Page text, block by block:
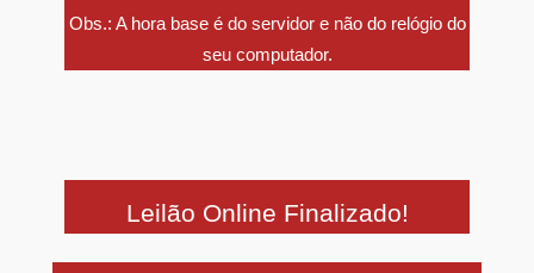
Obs.: A hora base é do servidor e não do relógio do
seu computador.
Leilão Online Finalizado!